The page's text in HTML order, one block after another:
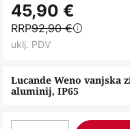
to
the
beginning
the
images
gallery
Lucande Weno vanjska
aluminij, IP65
45,90 €
RRP92,90 €
uklj. PDV